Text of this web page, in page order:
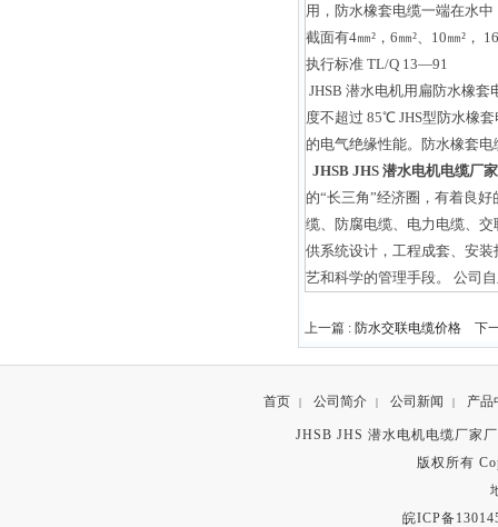
用，防水橡套电缆一端在水
截面有4㎜²，6㎜²、10㎜²，
执行标准 TL/Q 13—91
JHSB 潜水电机用扁防水橡套
度不超过 85℃ JHS型防水橡
的电气绝缘性能。防水橡套
JHSB JHS 潜水电机电缆厂家
的“长三角”经济圈，有着良
缆、防腐电缆、电力电缆、
供系统设计，工程成套、安
艺和科学的管理手段。 公司
上一篇 : 防水交联电缆价格 下
首页 | 公司简介 | 公司新闻 | 产品
JHSB JHS 潜水电机电缆厂家
版权所有
皖ICP备